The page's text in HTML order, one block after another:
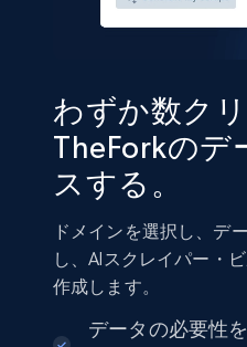
わずか数ク
TheForkのデ
スする。
ドメインを選択し、デ
し、AIスクレイパー・
作成します。
データの必要性